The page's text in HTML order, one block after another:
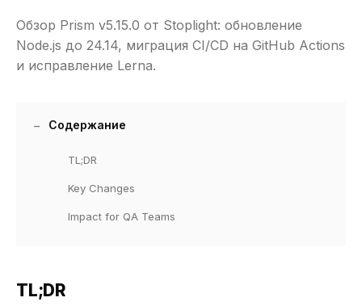
Обзор Prism v5.15.0 от Stoplight: обновление
Node.js до 24.14, миграция CI/CD на GitHub Actions
и исправление Lerna.
Содержание
TL;DR
Key Changes
Impact for QA Teams
TL;DR